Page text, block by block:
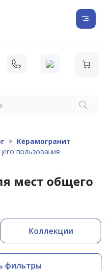
Керамогранит
пользования
мест общего
Коллекции
фильтры